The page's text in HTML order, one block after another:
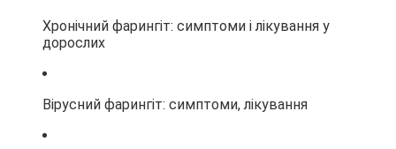
Хронічний фарингіт: симптоми і лікування у
дорослих
Вірусний фарингіт: симптоми, лікування